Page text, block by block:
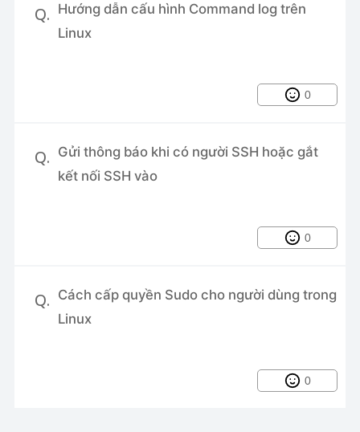
Q. Hướng dẫn cấu hình Command log trên
Linux
0
Q. Gửi thông báo khi có người SSH hoặc gắt
kết nối SSH vào
0
Q. Cách cấp quyền Sudo cho người dùng trong
Linux
0